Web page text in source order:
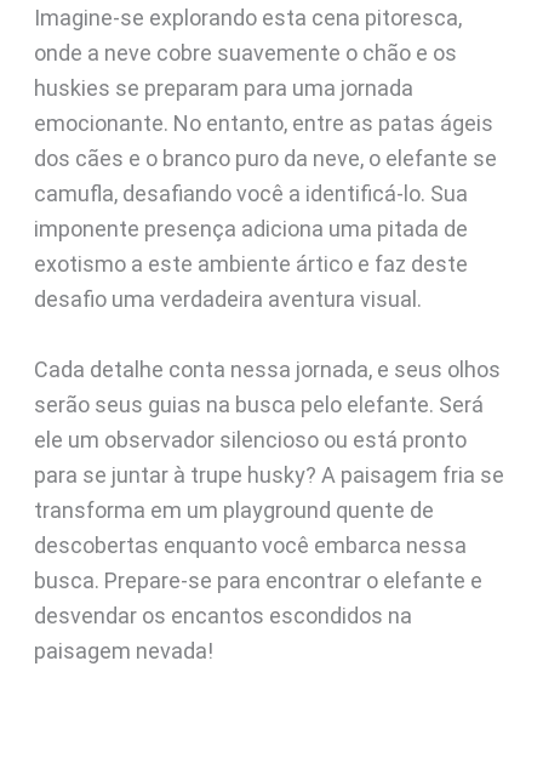
Imagine-se explorando esta cena pitoresca,
onde a neve cobre suavemente o chão e os
huskies se preparam para uma jornada
emocionante. No entanto, entre as patas ágeis
dos cães e o branco puro da neve, o elefante se
camufla, desafiando você a identificá-lo. Sua
imponente presença adiciona uma pitada de
exotismo a este ambiente ártico e faz deste
desafio uma verdadeira aventura visual.
Cada detalhe conta nessa jornada, e seus olhos
serão seus guias na busca pelo elefante. Será
ele um observador silencioso ou está pronto
para se juntar à trupe husky? A paisagem fria se
transforma em um playground quente de
descobertas enquanto você embarca nessa
busca. Prepare-se para encontrar o elefante e
desvendar os encantos escondidos na
paisagem nevada!